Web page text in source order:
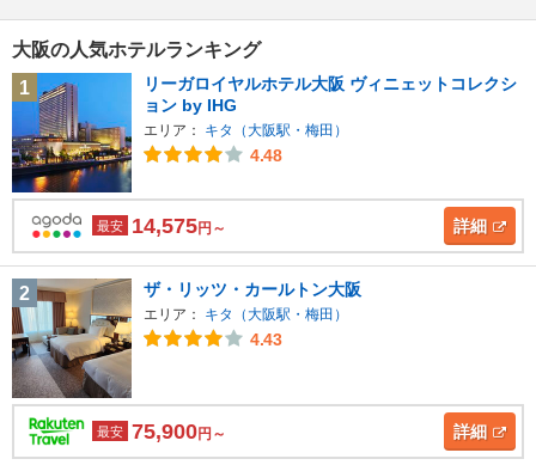
大阪の人気ホテルランキング
1
リーガロイヤルホテル大阪 ヴィニェットコレクシ
ョン by IHG
エリア： キタ（大阪駅・梅田）
4.48
最安 14,575円～ 詳細
2 ザ・リッツ・カールトン大阪
エリア： キタ（大阪駅・梅田）
4.43
最安 75,900円～ 詳細